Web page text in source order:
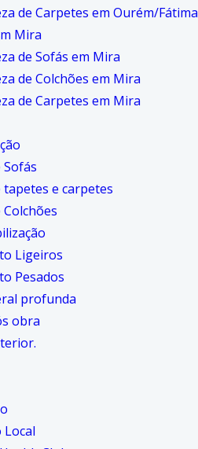
de Carpetes em Ourém/Fátima
Mira
de Sofás em Mira
de Colchões em Mira
de Carpetes em Mira
Sofás
tapetes e carpetes
Ligeiros
Pesados
profunda
obra